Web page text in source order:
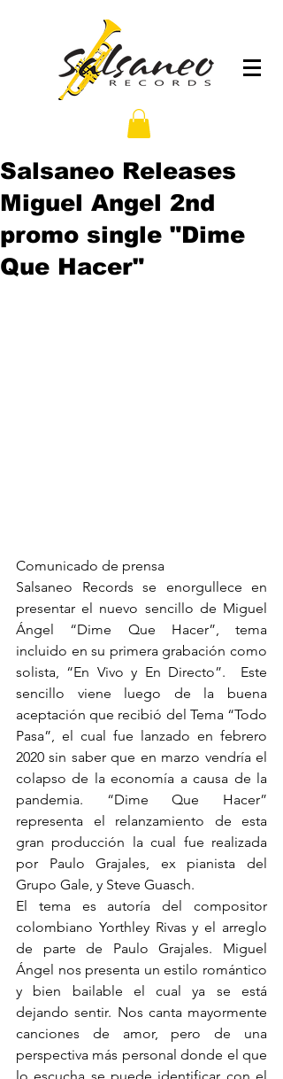
Salsaneo Releases
Miguel Angel 2nd
promo single "Dime
Que Hacer"
Comunicado de prensa
Salsaneo Records se enorgullece en
presentar el nuevo sencillo de Miguel
Ángel “Dime Que Hacer”, tema
incluido en su primera grabación como
solista, “En Vivo y En Directo”.  Este
sencillo viene luego de la buena
aceptación que recibió del Tema “Todo
Pasa”, el cual fue lanzado en febrero
2020 sin saber que en marzo vendría el
colapso de la economía a causa de la
pandemia. “Dime Que Hacer”
representa el relanzamiento de esta
gran producción la cual fue realizada
por Paulo Grajales, ex pianista del
Grupo Gale, y Steve Guasch.
El tema es autoría del compositor
colombiano Yorthley Rivas y el arreglo
de parte de Paulo Grajales. Miguel
Ángel nos presenta un estilo romántico
y bien bailable el cual ya se está
dejando sentir. Nos canta mayormente
canciones de amor, pero de una
perspectiva más personal donde el que